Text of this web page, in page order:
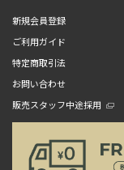
新規会員登録
ご利用ガイド
特定商取引法
お問い合わせ
販売スタッフ中途採用